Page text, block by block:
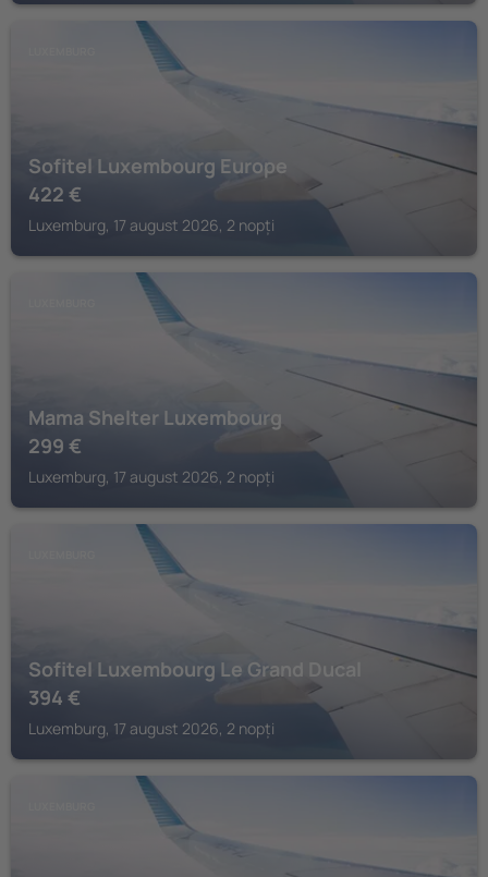
Sofitel Luxembourg Europe
422 €
Luxemburg, 17 august 2026, 2 nopți
Mama Shelter Luxembourg
299 €
Luxemburg, 17 august 2026, 2 nopți
Sofitel Luxembourg Le Grand Ducal
394 €
Luxemburg, 17 august 2026, 2 nopți